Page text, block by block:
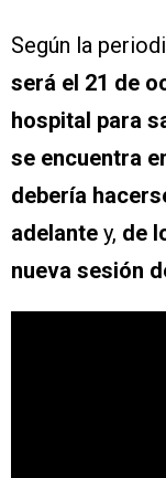
Según la
será el 21 de
hospital para
se encuentra
debería
adelante y, de
nueva sesión